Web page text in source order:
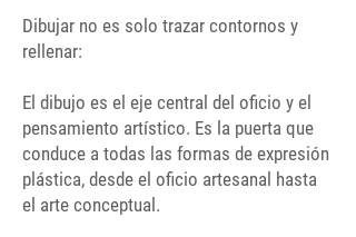
Dibujar no es solo trazar contornos y
rellenar:
El dibujo es el eje central del oficio y el
pensamiento artístico. Es la puerta que
conduce a todas las formas de expresión
plástica, desde el oficio artesanal hasta
el arte conceptual.